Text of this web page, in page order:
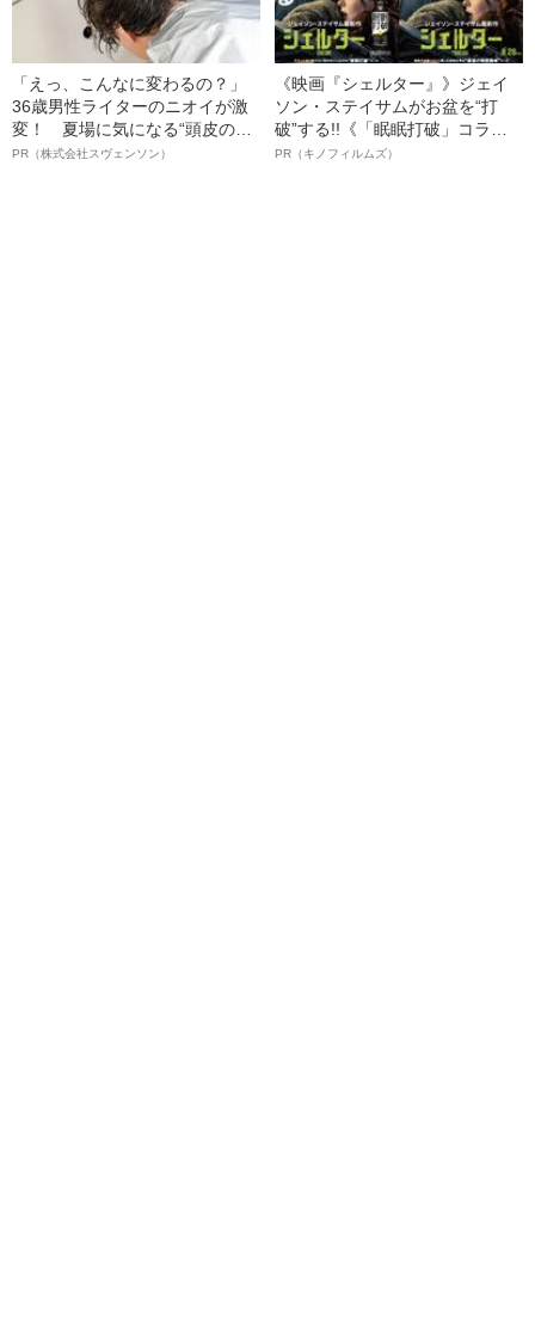
「えっ、こんなに変わるの？」
36歳男性ライターのニオイが激
変！ 夏場に気になる“頭皮のニ
オイ”や“ベタつき”を解消す
PR（株式会社スヴェンソン）
《映画『シェルター』》ジェイ
ソン・ステイサムがお盆を“打
破”する!!《「眠眠打破」コラ
ボ》
PR（キノフィルムズ）